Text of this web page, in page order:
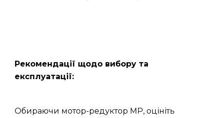
Рекомендації щодо вибору та
експлуатації:
Обираючи мотор-редуктор МР, оцініть